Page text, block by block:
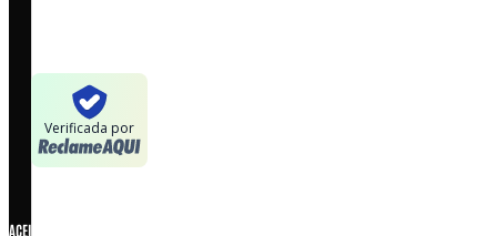
Verificada por
ACEITAMOS